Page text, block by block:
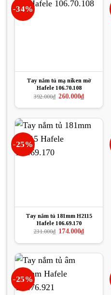
-34%
Tay nắm tủ mạ niken mờ
Hafele 106.70.108
392.000₫ Giá
là:
260.000₫Giá
hiện
tại
260.000₫.
-25%
Tay nắm tủ 181mm H2115
Hafele 106.69.170
231.000₫ Giá
là:
174.000₫Giá
hiện
tại
174.000₫.
-25%